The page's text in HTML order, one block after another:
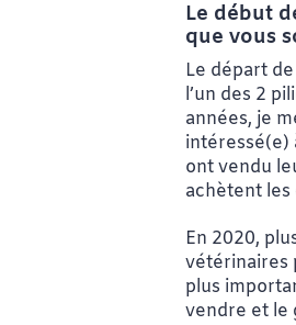
Le début
que vous
Le départ
l’un des 2
années, je
intéressé(e)
ont vendu
achètent les
En 2020,
vétérinaires
plus
vendre et le